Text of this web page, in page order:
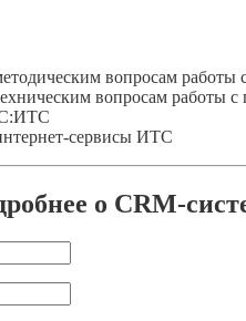
вопросам
вопросам
сервисы ИТС
о CRM-